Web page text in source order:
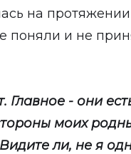
на
поняли и не
Главное - они
моих
ли, не я